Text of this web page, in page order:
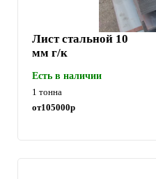
Лист стальной 10
мм г/к
Есть в наличии
1 тонна
от105000р